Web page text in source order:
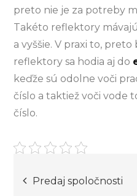
preto nie je za potreby
Takéto reflektory
a vyššie. V praxi to,
reflektory sa hodia aj do
keďže sú odolne voči
číslo a taktiež voči vode
číslo.
Post
Predaj spoločnosti